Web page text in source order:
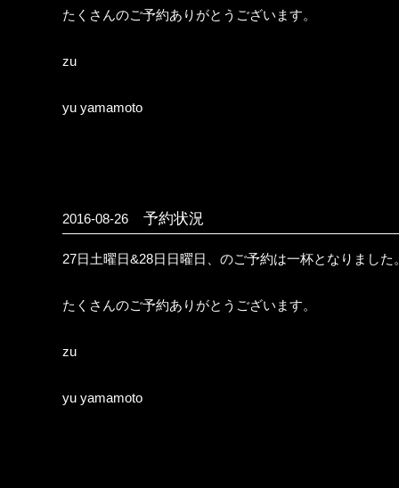
たくさんのご予約ありがとうございます。
zu
yu yamamoto
2016-08-26 予約状況
27日土曜日&28日日曜日、のご予約は一杯となりました
たくさんのご予約ありがとうございます。
zu
yu yamamoto